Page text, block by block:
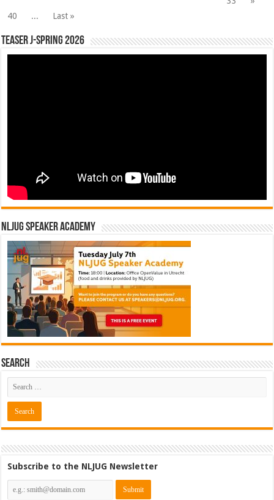
40
... Last »
Teaser J-Spring 2026
NLJUG Speaker Academy
Search
Subscribe to the NLJUG Newsletter